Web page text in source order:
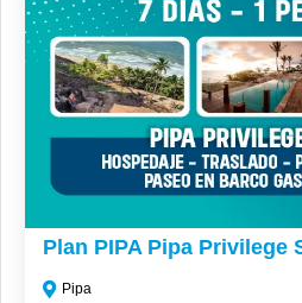
R$9,236
Plan PIPA Pipa Privilege
Pipa